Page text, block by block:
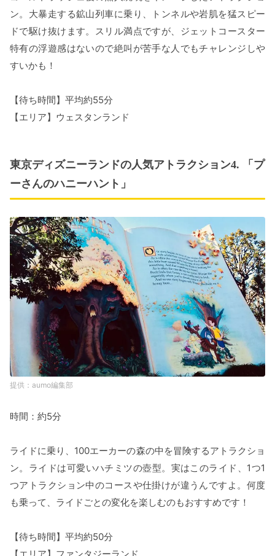
ン。大暴走する鉱山列車に乗り、トンネルや岩肌を猛スピー
ドで駆け抜けます。スリル満点ですが、ジェットコースター
特有の浮遊感はないので絶叫が苦手な人でもチャレンジしや
すいかも！
【待ち時間】平均約55分
【エリア】ウェスタンランド
東京ディズニーランドの人気アトラクション4. 「プ
ーさんのハニーハント」
aumo編集部
時間：約5分
ライドに乗り、100エーカーの森の中を冒険するアトラクショ
ン。ライドは可愛いハチミツの壺型。実はこのライド、1つ1
つアトラクション中のコースや仕掛けが違うんですよ。何度
も乗って、ライドごとの変化を楽しむのもおすすめです！
【待ち時間】平均約50分